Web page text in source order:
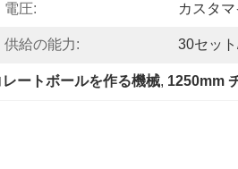
電圧: カスタ
供給の能力: 30セット
ートボールを作る機械, 1250mm